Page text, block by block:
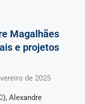
Magalhães
e projetos
de 2025
Alexandre